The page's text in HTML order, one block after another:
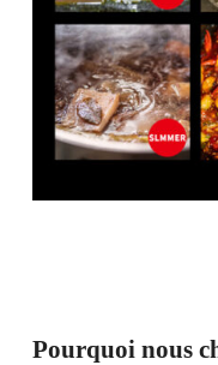
Pourquoi nous